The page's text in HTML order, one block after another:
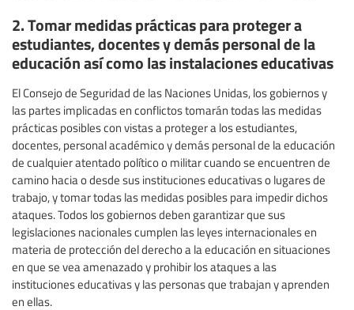
2. Tomar medidas prácticas para proteger a
estudiantes, docentes y demás personal de la
educación así como las instalaciones educativas
El Consejo de Seguridad de las Naciones Unidas, los gobiernos y
las partes implicadas en conflictos tomarán todas las medidas
prácticas posibles con vistas a proteger a los estudiantes,
docentes, personal académico y demás personal de la educación
de cualquier atentado político o militar cuando se encuentren de
camino hacia o desde sus instituciones educativas o lugares de
trabajo, y tomar todas las medidas posibles para impedir dichos
ataques. Todos los gobiernos deben garantizar que sus
legislaciones nacionales cumplen las leyes internacionales en
materia de protección del derecho a la educación en situaciones
en que se vea amenazado y prohibir los ataques a las
instituciones educativas y las personas que trabajan y aprenden
en ellas.